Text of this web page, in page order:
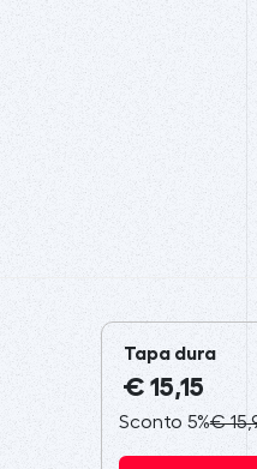
Tapa dura
€ 15,15
Sconto 5%€